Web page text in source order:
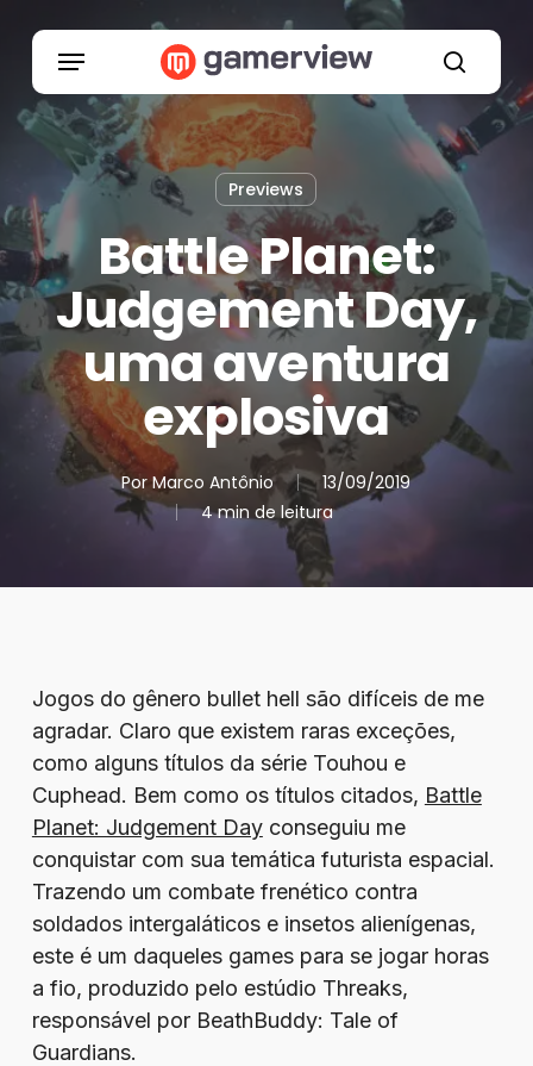
content
search
Menu
Previews
Battle Planet:
Judgement Day,
uma aventura
explosiva
Por Marco Antônio
13/09/2019
4 min de leitura
Jogos do gênero bullet hell são difíceis de me
agradar. Claro que existem raras exceções,
como alguns títulos da série Touhou e
Cuphead. Bem como os títulos citados, Battle
Planet: Judgement Dayconseguiu me
conquistar com sua temática futurista espacial.
Trazendo um combate frenético contra
soldados intergaláticos e insetos alienígenas,
este é um daqueles games para se jogar horas
a fio, produzido pelo estúdio Threaks,
responsável por BeathBuddy: Tale of
Guardians.